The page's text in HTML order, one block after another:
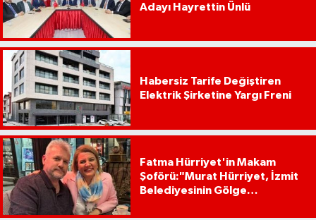
Adayı Hayrettin Ünlü
Habersiz Tarife Değiştiren
Elektrik Şirketine Yargı Freni
Fatma Hürriyet'in Makam
Şoförü:"Murat Hürriyet, İzmit
Belediyesinin Gölge